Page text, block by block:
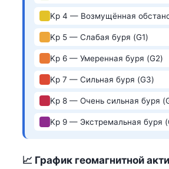
Kp 4 — Возмущённая
Kp 5 — Слабая буря (G1)
Kp 6 — Умеренная буря (G2)
Kp 7 — Сильная буря (G3)
Kp 8 — Очень сильная буря
Kp 9 — Экстремальная буря
📈 График геомагнитной